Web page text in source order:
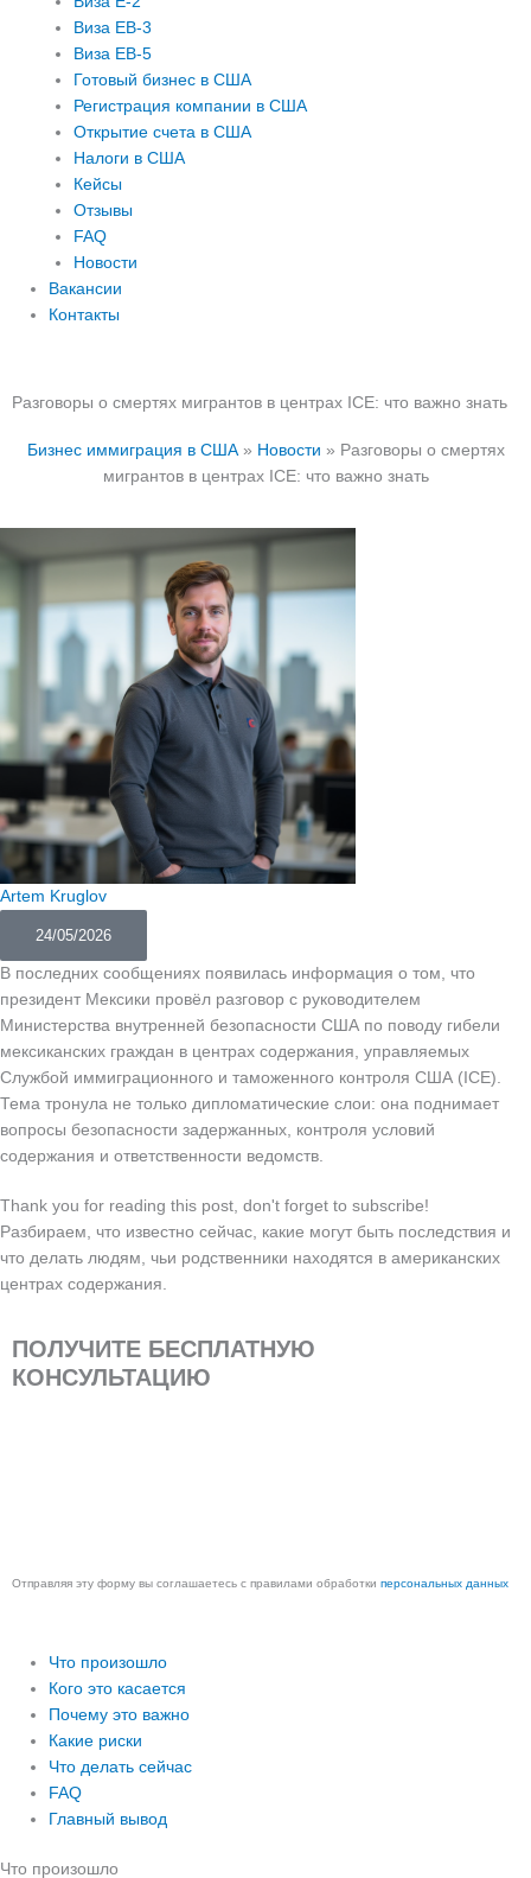
Виза EB-3
Виза EB-5
Готовый бизнес в США
Регистрация компании в США
Открытие счета в США
Налоги в США
Кейсы
Отзывы
FAQ
Новости
Вакансии
Контакты
Разговоры о смертях мигрантов в центрах ICE: что важно знать
Бизнес иммиграция в США» Новости » Разговоры о смертях
мигрантов в центрах ICE: что важно знать
Artem Kruglov
24/05/2026
В последних сообщениях появилась информация о том, что
президент Мексики провёл разговор с руководителем
Министерства внутренней безопасности США по поводу гибели
мексиканских граждан в центрах содержания, управляемых
Службой иммиграционного и таможенного контроля США (ICE).
Тема тронула не только дипломатические слои: она поднимает
вопросы безопасности задержанных, контроля условий
содержания и ответственности ведомств.
Thank you for reading this post, don't forget to subscribe!
Разбираем, что известно сейчас, какие могут быть последствия и
что делать людям, чьи родственники находятся в американских
центрах содержания.
ПОЛУЧИТЕ БЕСПЛАТНУЮ
КОНСУЛЬТАЦИЮ
Отправляя эту форму вы соглашаетесь с правилами обработки персональных данных
Что произошло
Кого это касается
Почему это важно
Какие риски
Что делать сейчас
FAQ
Главный вывод
Что произошло